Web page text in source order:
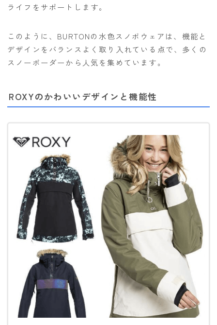
ライフをサポートします。
このように、BURTONの水色スノボウェアは、機能と
デザインをバランスよく取り入れている点で、多くの
スノーボーダーから人気を集めています。
ROXYのかわいいデザインと機能性